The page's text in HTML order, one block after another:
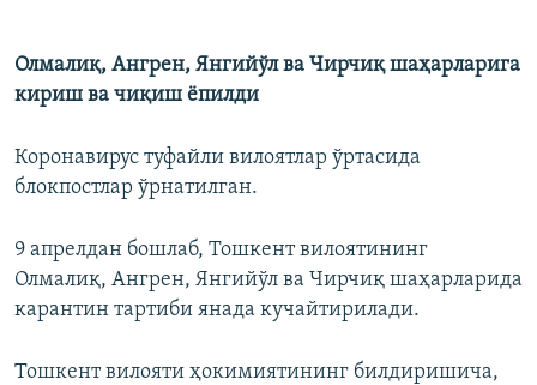
Олмалиқ, Ангрен, Янгийўл ва Чирчиқ шаҳарларига
кириш ва чиқиш ёпилди
Коронавирус туфайли вилоятлар ўртасида
блокпостлар ўрнатилган.
9 апрелдан бошлаб, Тошкент вилоятининг
Олмалиқ, Ангрен, Янгийўл ва Чирчиқ шаҳарларида
карантин тартиби янада кучайтирилади.
Тошкент вилояти ҳокимиятининг билдиришича,